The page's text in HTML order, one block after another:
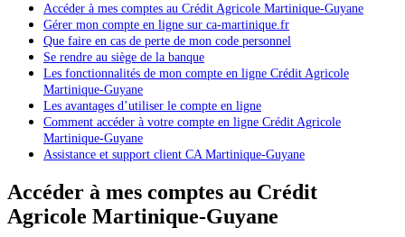
Accéder à mes comptes au Crédit Agricole Martinique-Guyane
Gérer mon compte en ligne sur ca-martinique.fr
Que faire en cas de perte de mon code personnel
Se rendre au siège de la banque
Les fonctionnalités de mon compte en ligne Crédit Agricole
Martinique-Guyane
Les avantages d’utiliser le compte en ligne
Comment accéder à votre compte en ligne Crédit Agricole
Martinique-Guyane
Assistance et support client CA Martinique-Guyane
Accéder à mes comptes au Crédit
Agricole Martinique-Guyane